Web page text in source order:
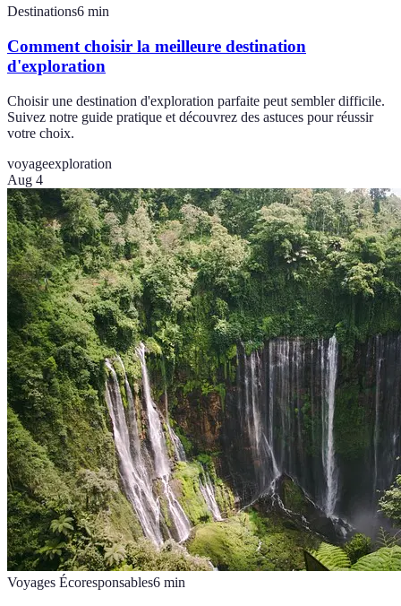
Destinations6 min
Comment choisir la meilleure destination
d'exploration
Choisir une destination d'exploration parfaite peut sembler difficile.
Suivez notre guide pratique et découvrez des astuces pour réussir
votre choix.
voyageexploration
Aug 4
Voyages Écoresponsables6 min